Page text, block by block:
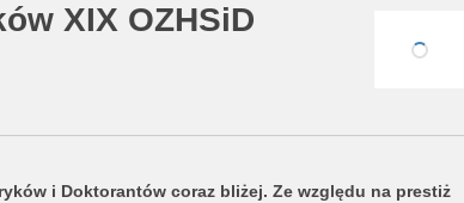
XIX OZHSiD
i Doktorantów coraz bliżej. Ze względu na prestiż